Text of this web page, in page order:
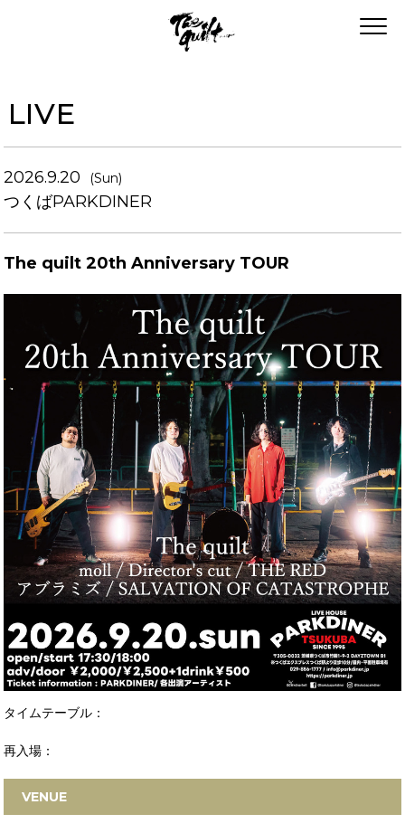
LIVE
2026.9.20 (Sun)
つくばPARKDINER
The quilt 20th Anniversary TOUR
タイムテーブル：
再入場：
VENUE